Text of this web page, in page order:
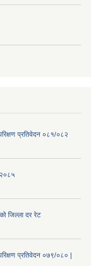
प्रतिवेदन ०८१/०८२
२०८५
जिल्ला दर रेट
प्रतिवेदन ०७९/०८० |